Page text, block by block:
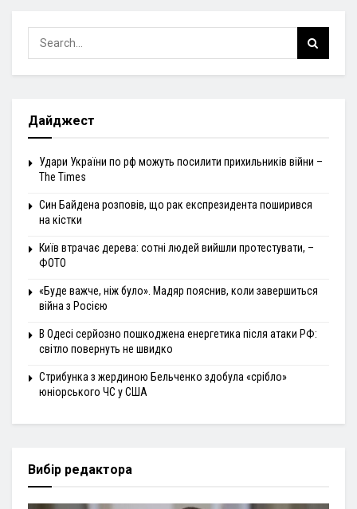
Дайджест
Удари України по рф можуть посилити прихильників війни –
The Times
Син Байдена розповів, що рак експрезидента поширився
на кістки
Київ втрачає дерева: сотні людей вийшли протестувати, –
ФОТО
«Буде важче, ніж було». Мадяр пояснив, коли завершиться
війна з Росією
В Одесі серйозно пошкоджена енергетика після атаки РФ:
світло повернуть не швидко
Стрибунка з жердиною Бельченко здобула «срібло»
юніорського ЧС у США
Вибір редактора